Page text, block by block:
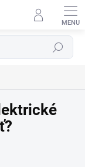
Hľadať